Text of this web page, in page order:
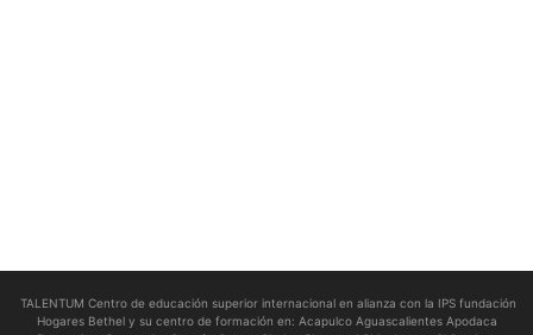
TALENTUM Centro de educación superior internacional en alianza con la IPS fundación
Hogares Bethel y su centro de formación en: Acapulco Aguascalientes Apodaca